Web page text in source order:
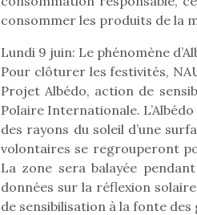
consommer les produits de la
Lundi 9 juin: Le phénomène
Pour clôturer les festivités,
Projet Albédo, action de
Polaire Internationale.
des rayons du soleil d’une
volontaires se regrouperont
La zone sera balayée
données sur la réflexion
de sensibilisation à la fonte des